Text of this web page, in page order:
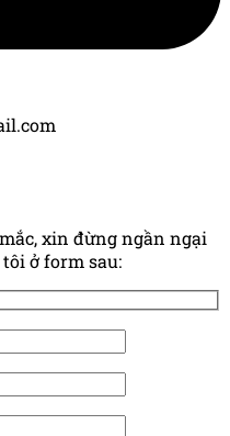
xin đừng ngần ngại
ở form sau: